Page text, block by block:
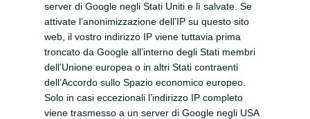
server di Google negli Stati Uniti e lì salvate. Se
attivate l’anonimizzazione dell’IP su questo sito
web, il vostro indirizzo IP viene tuttavia prima
troncato da Google all’interno degli Stati membri
dell’Unione europea o in altri Stati contraenti
dell’Accordo sullo Spazio economico europeo.
Solo in casi eccezionali l’indirizzo IP completo
viene trasmesso a un server di Google negli USA